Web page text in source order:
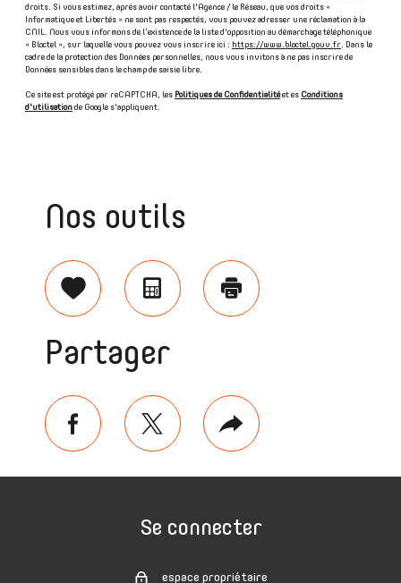
droits. Si vous estimez, après avoir contacté l'Agence / le Réseau, que vos droits «
Informatique et Libertés » ne sont pas respectés, vous pouvez adresser une réclamation à la
CNIL. Nous vous informons de l’existence de la liste d'opposition au démarchage téléphonique
« Bloctel », sur laquelle vous pouvez vous inscrire ici : https://www.bloctel.gouv.fr . Dans le
cadre de la protection des Données personnelles, nous vous invitons à ne pas inscrire de
Données sensibles dans le champ de saisie libre.
Ce site est protégé par reCAPTCHA, les Politiques de Confidentialitéet es Conditions
d'utilisation de Google s'appliquent.
Nos outils
SélectionnerCalculatriceImprimer
Partager
facebooktwitter Plus
de
partage
Se connecter
espace propriétaire